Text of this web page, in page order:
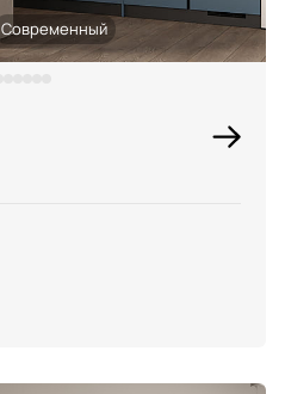
Поддержка сайта
Современный